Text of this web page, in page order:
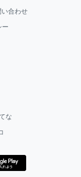
い合わせ
ー
な